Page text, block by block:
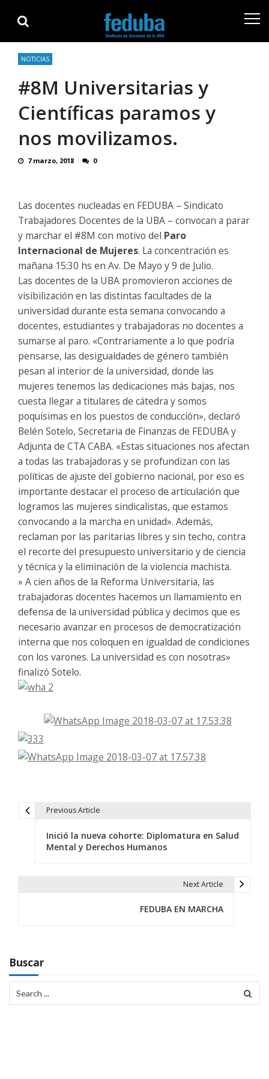
navigation
content
NOTICIAS
#8M Universitarias y
Científicas paramos y
nos movilizamos.
7 marzo, 2018 0
Las docentes nucleadas en FEDUBA – Sindicato
Trabajadores Docentes de la UBA – convocan a parar
y marchar el #8M con motivo del Paro
Internacional de Mujeres. La concentración es
mañana 15:30 hs en Av. De Mayo y 9 de Julio.
Las docentes de la UBA promovieron acciones de
visibilización en las distintas facultades de la
universidad durante esta semana convocando a
docentes, estudiantes y trabajadoras no docentes a
sumarse al paro. «Contrariamente a lo que podría
pensarse, las desigualdades de género también
pesan al interior de la universidad, donde las
mujeres tenemos las dedicaciones más bajas, nos
cuesta llegar a titulares de cátedra y somos
poquísimas en los puestos de conducción», declaró
Belén Sotelo, Secretaria de Finanzas de FEDUBA y
Adjunta de CTA CABA. «Estas situaciones nos afectan
a todas las trabajadoras y se profundizan con las
políticas de ajuste del gobierno nacional, por eso es
importante destacar el proceso de articulación que
logramos las mujeres sindicalistas, que estamos
convocando a la marcha en unidad». Además,
reclaman por las paritarias libres y sin techo, contra
el recorte del presupuesto universitario y de ciencia
y técnica y la eliminación de la violencia machista.
» A cien años de la Reforma Universitaria, las
trabajadoras docentes hacemos un llamamiento en
defensa de la universidad pública y decimos que es
necesario avanzar en procesos de democratización
interna que nos coloquen en igualdad de condiciones
con los varones. La universidad es con nosotras»
finalizó Sotelo.
i
ó
Previous Article
Inició la nueva cohorte: Diplomatura en Salud
Mental y Derechos Humanos
Next Article
FEDUBA EN MARCHA
Buscar
for: